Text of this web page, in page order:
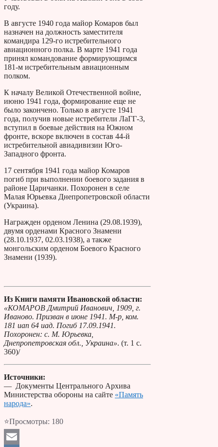
году.
В августе 1940 года майор Комаров был
назначен на должность заместителя
командира 129-го истребительного
авиационного полка. В марте 1941 года
принял командование формирующимся
181-м истребительным авиационным
полком.
К началу Великой Отечественной войне,
июню 1941 года, формирование еще не
было закончено. Только в августе 1941
года, получив новые истребители ЛаГГ-3,
вступил в боевые действия на Южном
фронте, вскоре включен в состав 44-й
истребительной авиадивизии Юго-
Западного фронта.
17 сентября 1941 года майор Комаров
погиб при выполнении боевого задания в
районе Царичанки. Похоронен в селе
Малая Юрьевка Днепропетровской области
(Украина).
Награжден орденом Ленина (29.08.1939),
двумя орденами Красного Знамени
(28.10.1937, 02.03.1938), а также
монгольским орденом Боевого Красного
Знамени (1939).
Из Книги памяти Ивановской области:
«КОМАРОВ Дмитрий Иванович, 1909, г.
Иваново. Призван в июне 1941. М-р, ком.
181 иап 64 иад. Погиб 17.09.1941.
Похоронен: с. М. Юрьевка,
Днепропетровская обл., Украина». (т. 1 с.
360)/
Источники:
— Документы Центрального Архива
Министерства обороны на сайте «Память
народа».
⭐Просмотры: 180